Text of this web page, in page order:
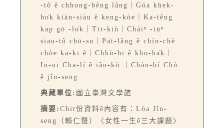
-tô͘ ê chhong-bêng lâng｜Góa khek-
ho̍k kiàn-siàu ê keng-kòe｜Ka-têng
kap gō͘ -lo̍k｜Tit-kiù｜Cháiⁿ -iūⁿ
siau-tû chū-su｜Pa̍t-lâng ê chín-chè
chòe ka-kī ê｜Chhù-bī ê kho-ha̍k｜
In-ūi Cha-lí ê iân-kò͘ ｜Chàn-bí Chú
ê jîn-seng
典藏單位: 國立臺灣文學館
摘要: Chit份資料ê內容有：Lōa Jîn-
seng（賴仁聲）〈女性一生ê三大課題〉